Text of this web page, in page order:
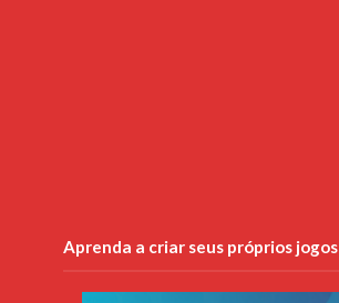
Aprenda a criar seus próprios jogos